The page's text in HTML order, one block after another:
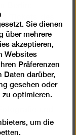
Berlin:
Tickets des
gilt auch
und
Sie dienen
über mehrere
akzeptieren,
Websites
Präferenzen
Daten darüber,
gesehen oder
optimieren.
um die